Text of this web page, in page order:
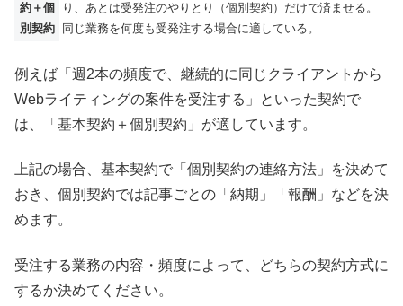
約＋個
別契約
り、あとは受発注のやりとり（個別契約）だけで済ませる。
同じ業務を何度も受発注する場合に適している。
例えば「週2本の頻度で、継続的に同じクライアントから
Webライティングの案件を受注する」といった契約で
は、「基本契約＋個別契約」が適しています。
上記の場合、基本契約で「個別契約の連絡方法」を決めて
おき、個別契約では記事ごとの「納期」「報酬」などを決
めます。
受注する業務の内容・頻度によって、どちらの契約方式に
するか決めてください。